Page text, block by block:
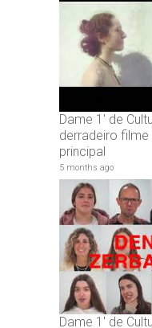
Dame 1' de
derradeiro
principal
5 months ago
Dame 1' de